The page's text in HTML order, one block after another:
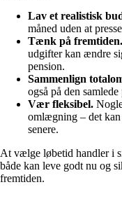
Lav et realistisk
måned uden at
Tænk på fremtiden.
udgifter kan ændre
pension.
Sammenlign
også på den
Vær fleksibel.
omlægning – det
senere.
At vælge løbetid handler i
både kan leve godt nu og
fremtiden.